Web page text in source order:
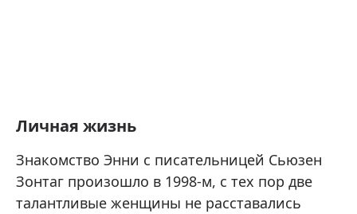
Личная жизнь
Знакомство Энни с писательницей Сьюзен
Зонтаг произошло в 1998-м, с тех пор две
талантливые женщины не расставались